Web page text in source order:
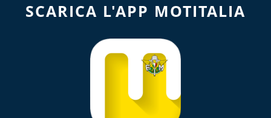
SCARICA L'APP MOTITALIA